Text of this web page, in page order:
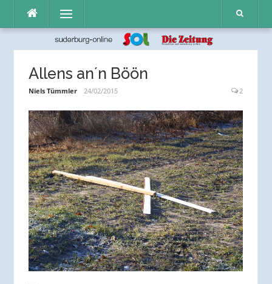
Inhalt
Menü
Allens an´n Böön
Niels Tümmler 24/02/2015 2